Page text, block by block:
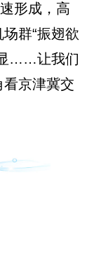
形成，高
群“振翅欲
……让我们
京津冀交